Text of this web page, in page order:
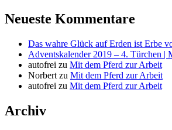
Neueste Kommentare
Das wahre Glück auf Erden ist Erbe
Adventskalender 2019 – 4. Türchen |
autofrei zu Mit dem Pferd zur Arbeit
Norbert zu Mit dem Pferd zur Arbeit
autofrei zu Mit dem Pferd zur Arbeit
Archiv